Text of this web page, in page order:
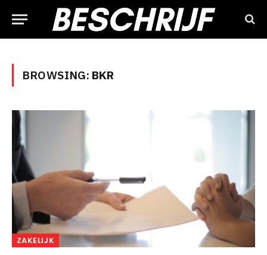
BROWSING: BKR
ZAKELIJK